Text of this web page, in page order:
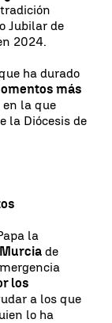
Jubilar de
2024.
ha durado
más
en la que
la Diócesis de
la
de
los
a los que
lo ha